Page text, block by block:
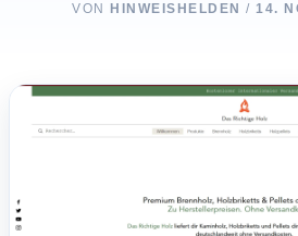
VON HINWEISHELDEN/14.